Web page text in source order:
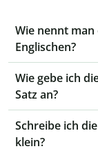
Wie nennt man
Englischen?
Wie gebe ich
Satz an?
Schreibe ich
klein?